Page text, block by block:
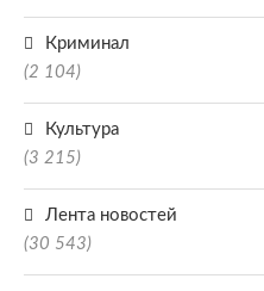
Криминал
(2 104)
Культура
(3 215)
Лента новостей
(30 543)